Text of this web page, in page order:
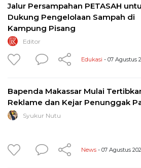
Jalur Persampahan PETASAH
Dukung Pengelolaan Sampah di
Kampung Pisang
Editor
Edukasi - 07 Agustus
Bapenda Makassar Mulai
Reklame dan Kejar Penunggak
Syukur Nutu
News - 07 Agustus